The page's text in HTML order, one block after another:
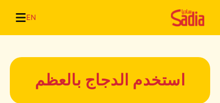
EN
استخدم الدجاج بالعظم